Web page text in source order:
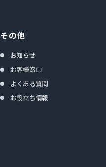
その他
お知らせ
お客様窓口
よくある質問
お役立ち情報